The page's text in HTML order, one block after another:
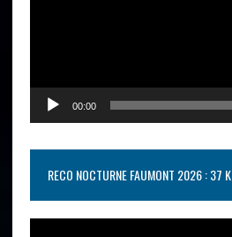
00:00
RECO NOCTURNE FAUMONT 2026 : 37